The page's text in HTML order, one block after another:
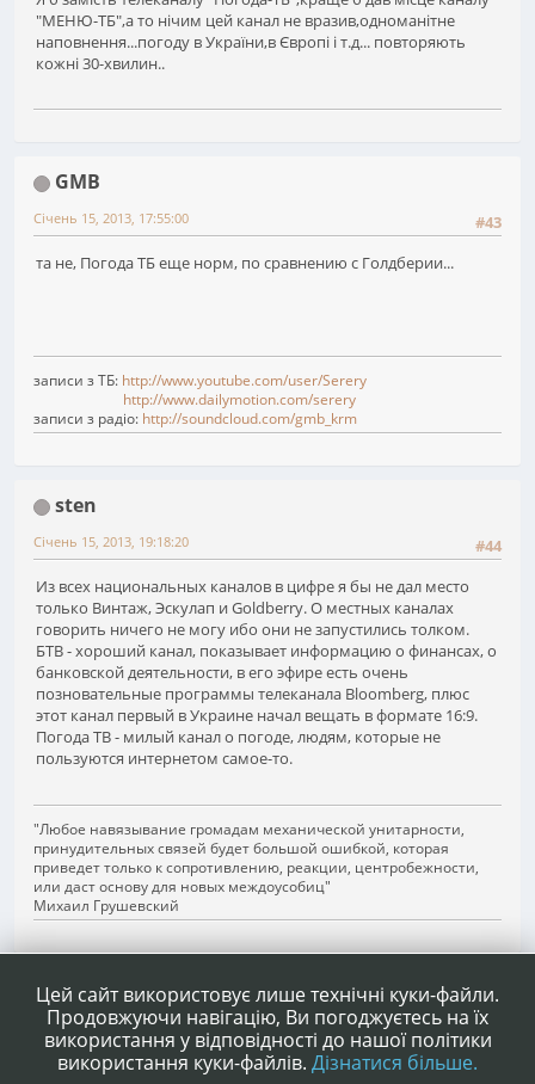
"МЕНЮ-ТБ",а то нічим цей канал не вразив,одноманітне
наповнення...погоду в України,в Європі і т.д... повторяють
кожні 30-хвилин..
GMB
#43
Січень 15, 2013, 17:55:00
та не, Погода ТБ еще норм, по сравнению с Голдберии...
записи з ТБ: http://www.youtube.com/user/Serery
http://www.dailymotion.com/serery
записи з радіо: http://soundcloud.com/gmb_krm
sten
#44
Січень 15, 2013, 19:18:20
Из всех национальных каналов в цифре я бы не дал место
только Винтаж, Эскулап и Goldberry. О местных каналах
говорить ничего не могу ибо они не запустились толком.
БТВ - хороший канал, показывает информацию о финансах, о
банковской деятельности, в его эфире есть очень
позновательные программы телеканала Bloomberg, плюс
этот канал первый в Украине начал вещать в формате 16:9.
Погода ТВ - милый канал о погоде, людям, которые не
пользуются интернетом самое-то.
"Любое навязывание громадам механической унитарности,
принудительных связей будет большой ошибкой, которая
приведет только к сопротивлению, реакции, центробежности,
или даст основу для новых междоусобиц"
Михаил Грушевский
Цей сайт використовує лише технічні куки-файли.
Продовжуючи навігацію, Ви погоджуєтесь на їх
використання у відповідності до нашої політики
використання куки-файлів. Дізнатися більше.